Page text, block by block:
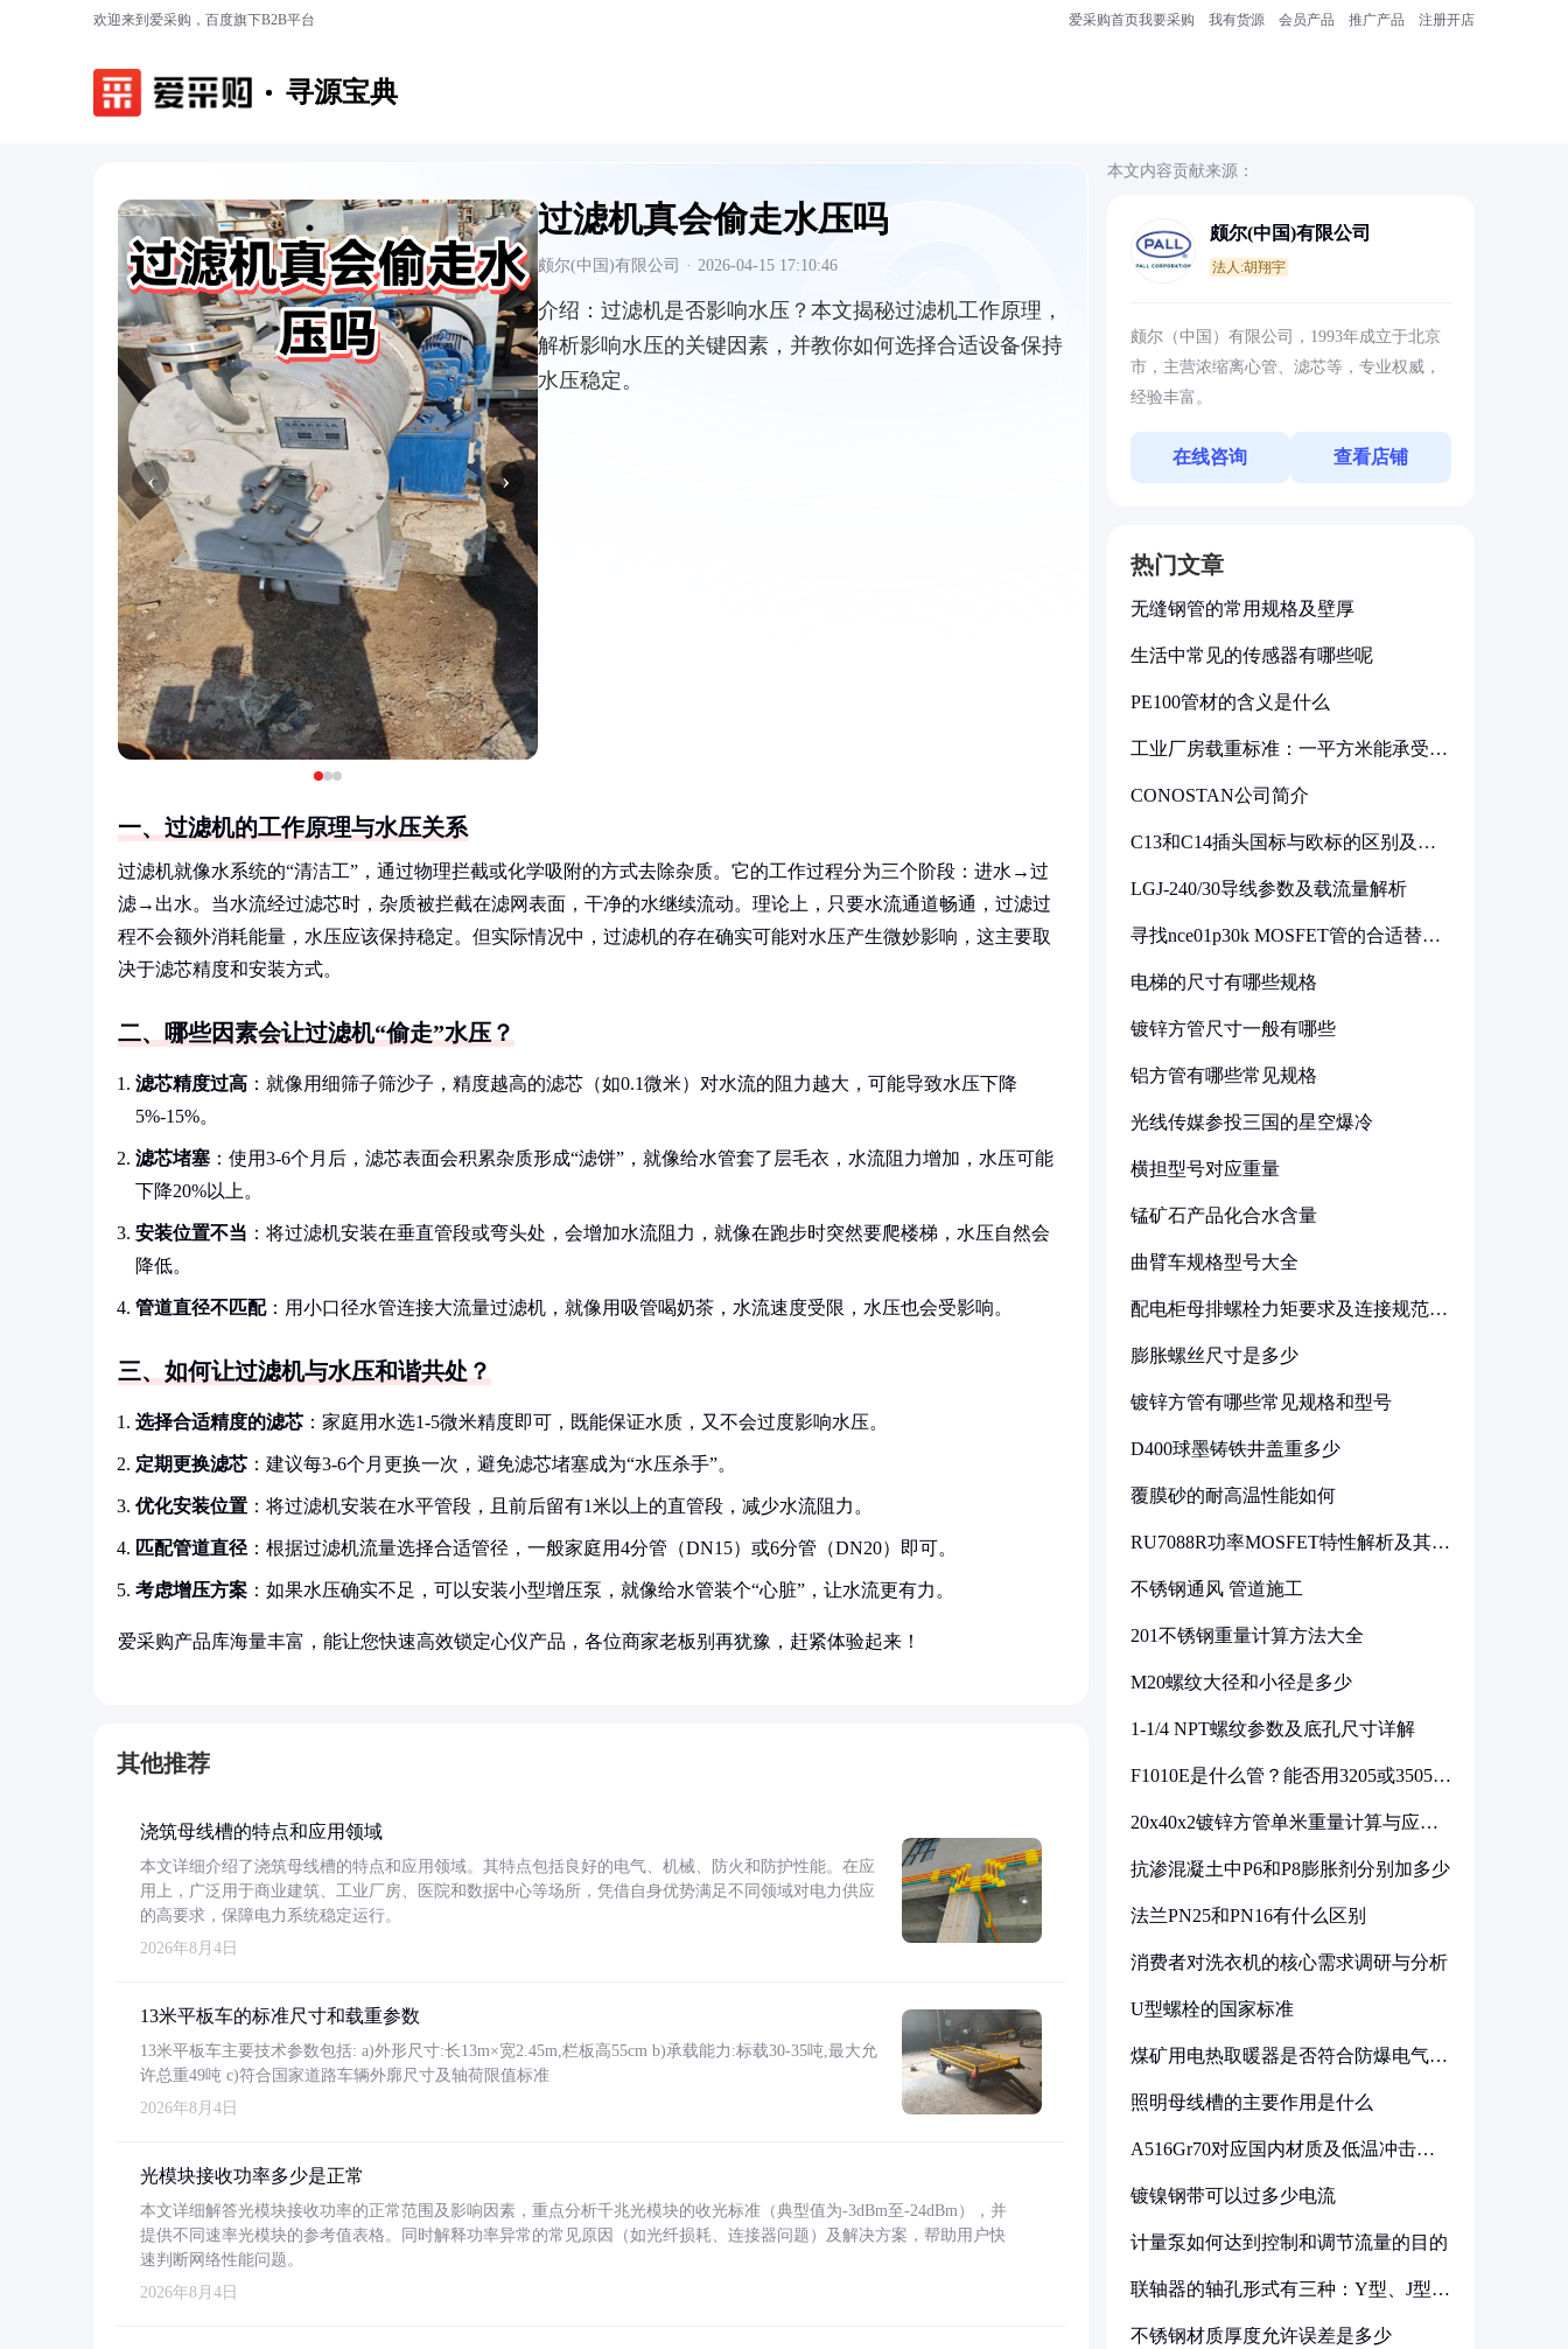
欢迎来到爱采购，百度旗下B2B平台 爱采购首页我要采购 我有货源 会员产品 推广产品 注册开店
寻源宝典
‹ ›
过滤机真会偷走水压吗
颇尔(中国)有限公司 · 2026-04-15 17:10:46
介绍： 过滤机是否影响水压？本文揭秘过滤机工作原理，
解析影响水压的关键因素，并教你如何选择合适设备保持
水压稳定。
一、过滤机的工作原理与水压关系
过滤机就像水系统的“清洁工”，通过物理拦截或化学吸附的方式去除杂质。它的工作过程分为三个阶段：进水→过
滤→出水。当水流经过滤芯时，杂质被拦截在滤网表面，干净的水继续流动。理论上，只要水流通道畅通，过滤过
程不会额外消耗能量，水压应该保持稳定。但实际情况中，过滤机的存在确实可能对水压产生微妙影响，这主要取
决于滤芯精度和安装方式。
二、哪些因素会让过滤机“偷走”水压？
滤芯精度过高 ：就像用细筛子筛沙子，精度越高的滤芯（如0.1微米）对水流的阻力越大，可能导致水压下降
5%-15%。
滤芯堵塞 ：使用3-6个月后，滤芯表面会积累杂质形成“滤饼”，就像给水管套了层毛衣，水流阻力增加，水压可能
下降20%以上。
安装位置不当 ：将过滤机安装在垂直管段或弯头处，会增加水流阻力，就像在跑步时突然要爬楼梯，水压自然会
降低。
管道直径不匹配：用小口径水管连接大流量过滤机，就像用吸管喝奶茶，水流速度受限，水压也会受影响。
三、如何让过滤机与水压和谐共处？
选择合适精度的滤芯 ：家庭用水选1-5微米精度即可，既能保证水质，又不会过度影响水压。
定期更换滤芯 ：建议每3-6个月更换一次，避免滤芯堵塞成为“水压杀手”。
优化安装位置 ：将过滤机安装在水平管段，且前后留有1米以上的直管段，减少水流阻力。
匹配管道直径 ：根据过滤机流量选择合适管径，一般家庭用4分管（DN15）或6分管（DN20）即可。
考虑增压方案 ：如果水压确实不足，可以安装小型增压泵，就像给水管装个“心脏”，让水流更有力。
爱采购产品库海量丰富，能让您快速高效锁定心仪产品，各位商家老板别再犹豫，赶紧体验起来！
其他推荐
浇筑母线槽的特点和应用领域
本文详细介绍了浇筑母线槽的特点和应用领域。其特点包括良好的电气、机械、防火和防护性能。在应
用上，广泛用于商业建筑、工业厂房、医院和数据中心等场所，凭借自身优势满足不同领域对电力供应
的高要求，保障电力系统稳定运行。
2026年8月4日
13米平板车的标准尺寸和载重参数
13米平板车主要技术参数包括: a)外形尺寸:长13m×宽2.45m,栏板高55cm b)承载能力:标载30-35吨,最大允
许总重49吨 c)符合国家道路车辆外廓尺寸及轴荷限值标准
2026年8月4日
光模块接收功率多少是正常
本文详细解答光模块接收功率的正常范围及影响因素，重点分析千兆光模块的收光标准（典型值为-3dBm至-24dBm），并
提供不同速率光模块的参考值表格。同时解释功率异常的常见原因（如光纤损耗、连接器问题）及解决方案，帮助用户快
速判断网络性能问题。
2026年8月4日
本文内容贡献来源：
颇尔(中国)有限公司
法人:胡翔宇
颇尔（中国）有限公司，1993年成立于北京
市，主营浓缩离心管、滤芯等，专业权威，
经验丰富。
在线咨询 查看店铺
热门文章
无缝钢管的常用规格及壁厚
生活中常见的传感器有哪些呢
PE100管材的含义是什么
工业厂房载重标准：一平方米能承受多
CONOSTAN公司简介
C13和C14插头国标与欧标的区别及其
LGJ-240/30导线参数及载流量解析
寻找nce01p30k MOSFET管的合适替代
电梯的尺寸有哪些规格
镀锌方管尺寸一般有哪些
铝方管有哪些常见规格
光线传媒参投三国的星空爆冷
横担型号对应重量
锰矿石产品化合水含量
曲臂车规格型号大全
配电柜母排螺栓力矩要求及连接规范详
膨胀螺丝尺寸是多少
镀锌方管有哪些常见规格和型号
D400球墨铸铁井盖重多少
覆膜砂的耐高温性能如何
RU7088R功率MOSFET特性解析及其在
不锈钢通风 管道施工
201不锈钢重量计算方法大全
M20螺纹大径和小径是多少
1-1/4 NPT螺纹参数及底孔尺寸详解
F1010E是什么管？能否用3205或3505代
20x40x2镀锌方管单米重量计算与应用
抗渗混凝土中P6和P8膨胀剂分别加多少
法兰PN25和PN16有什么区别
消费者对洗衣机的核心需求调研与分析
U型螺栓的国家标准
煤矿用电热取暖器是否符合防爆电气设
照明母线槽的主要作用是什么
A516Gr70对应国内材质及低温冲击要
镀镍钢带可以过多少电流
计量泵如何达到控制和调节流量的目的
联轴器的轴孔形式有三种：Y型、J型、
不锈钢材质厚度允许误差是多少